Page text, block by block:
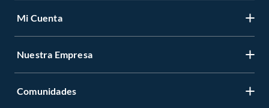
Mi Cuenta
Nuestra Empresa
Comunidades